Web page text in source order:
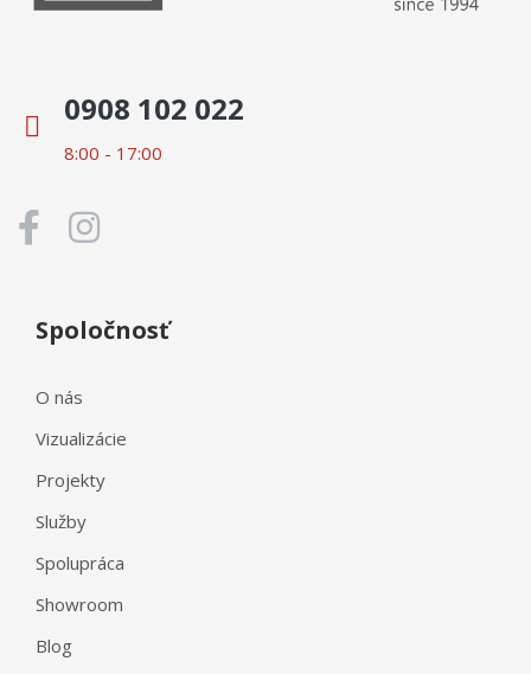
0908 102 022
8:00 - 17:00
Spoločnosť
O nás
Vizualizácie
Projekty
Služby
Spolupráca
Showroom
Blog